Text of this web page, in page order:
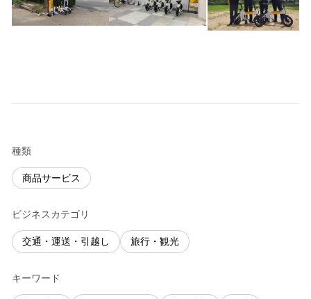
種類
商品サービス
ビジネスカテゴリ
交通・運送・引越し 旅行・観光
キーワード